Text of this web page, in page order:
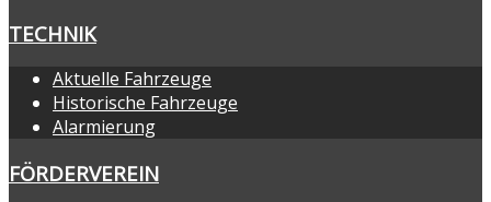
TECHNIK
Aktuelle Fahrzeuge
Historische Fahrzeuge
Alarmierung
FÖRDERVEREIN